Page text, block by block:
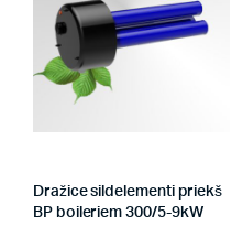
Dražice sildelementi priekš
BP boileriem 300/5-9kW